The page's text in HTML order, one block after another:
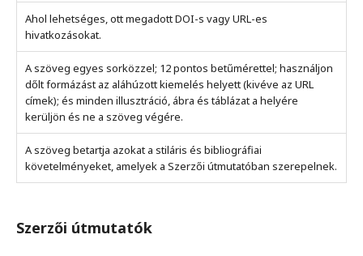
Ahol lehetséges, ott megadott DOI-s vagy URL-es
hivatkozásokat.
A szöveg egyes sorközzel; 12 pontos betűmérettel; használjon
dőlt formázást az aláhúzott kiemelés helyett (kivéve az URL
címek); és minden illusztráció, ábra és táblázat a helyére
kerüljön és ne a szöveg végére.
A szöveg betartja azokat a stiláris és bibliográfiai
követelményeket, amelyek a Szerzői útmutatóban szerepelnek.
Szerzői útmutatók